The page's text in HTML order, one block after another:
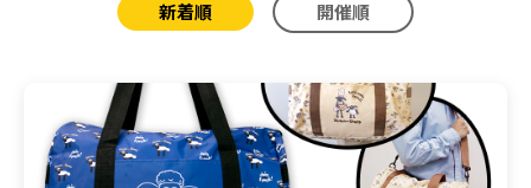
新着順 開催順